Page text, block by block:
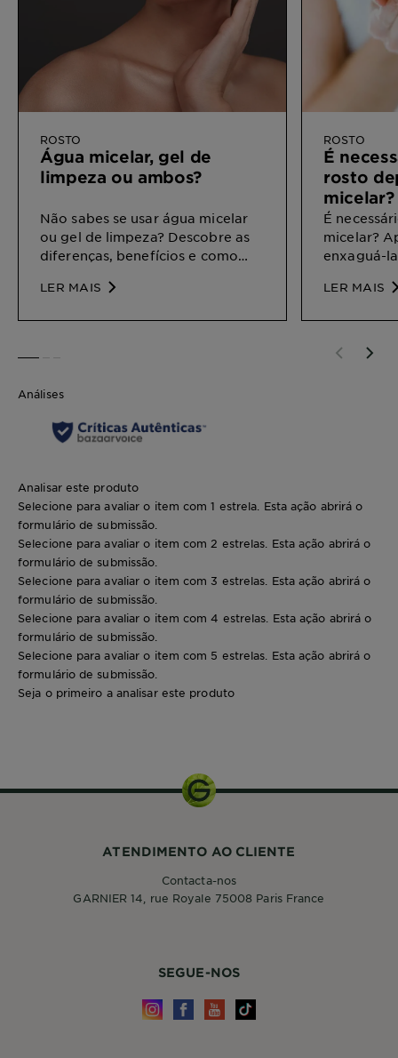
ROSTO
Água micelar, gel de
limpeza ou ambos?
Não sabes se usar água micelar
ou gel de limpeza? Descobre as
diferenças, benefícios e como
facial eficaz.
LER MAIS
ROSTO
É
rosto
micelar?
É
micelar?
enxaguá-
traz para
LER MAIS
Análises
Analisar este produto
Selecione para avaliar o item com 1 estrela. Esta ação abrirá o
formulário de submissão.
Selecione para avaliar o item com 2 estrelas. Esta ação abrirá o
formulário de submissão.
Selecione para avaliar o item com 3 estrelas. Esta ação abrirá o
formulário de submissão.
Selecione para avaliar o item com 4 estrelas. Esta ação abrirá o
formulário de submissão.
Selecione para avaliar o item com 5 estrelas. Esta ação abrirá o
formulário de submissão.
Seja o primeiro a analisar este produto
SEGUE-NOS
ATENDIMENTO AO CLIENTE
Contacta-nos
GARNIER 14, rue Royale 75008 Paris France